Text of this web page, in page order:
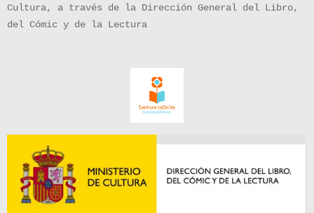
Cultura, a través de la Dirección General del Libro,
del Cómic y de la Lectura